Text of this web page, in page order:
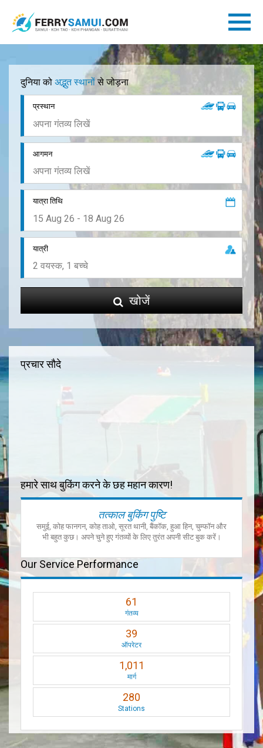
दुनिया को अद्भुत स्थानोंसे जोड़ना
प्रस्थान
आगमन
यात्रा तिथि
यात्री
खोजें
प्रचार सौदे
हमारे साथ बुकिंग करने के छह महान कारण!
तत्काल बुकिंग पुष्टि
समुई, कोह फानगन, कोह ताओ, सूरत थानी, बैंकॉक, हुआ हिन, चुम्फॉन और
भी बहुत कुछ। अपने चुने हुए गंतव्यों के लिए तुरंत अपनी सीट बुक करें।
Our Service Performance
61
गंतव्य
39
ऑपरेटर
1,011
मार्ग
280
Stations